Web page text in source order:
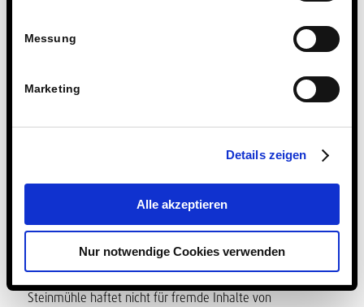
Messung
Marketing
Details zeigen
Alle akzeptieren
Nur notwendige Cookies verwenden
Verstoß gegen Urheberrechte oder sonstige Rechte,
Weitergabe einzelner Inhalte oder kompletter Seiten wird
sowohl zivilrechtlich, als auch strafrechtlich verfolgt. Die
genannten Firmen-, Marken-, Handels-Namen sowie
Produktbeschreibungen unterliegen, soweit nichts anderes
vermerkt ist, Namens- bzw. Markenrechtsschutz. Die
Steinmühle haftet nicht für fremde Inhalte von